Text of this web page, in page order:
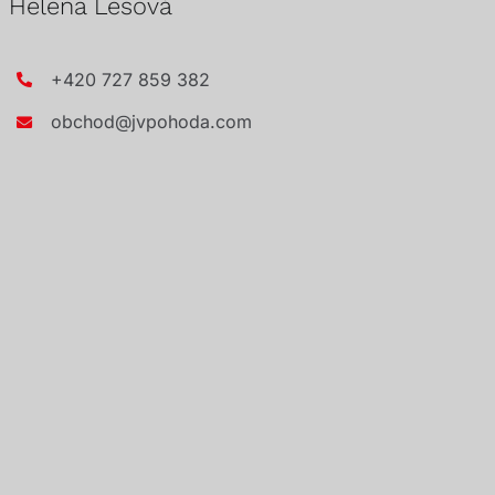
Helena Lesová
+420 727 859 382
obchod@jvpohoda.com